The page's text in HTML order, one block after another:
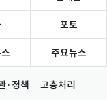
포토
주요뉴스
·정책 고충처리